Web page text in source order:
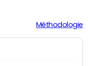
Méthodologie